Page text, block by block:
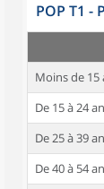
POP T1 -
Moins de 15
De 15 à 24
De 25 à 39
De 40 à 54